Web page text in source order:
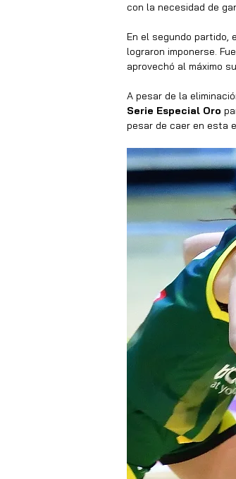
con la necesidad de
En el segundo partido,
lograron imponerse.
aprovechó al máximo
A pesar de la
Serie Especial Oro
pesar de caer en esta